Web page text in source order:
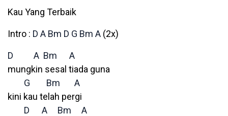
Kau Yang Terbaik
Intro : D A Bm D G Bm A (2x)
D A Bm
A
mungkin sesal tiada guna
G
Bm
A
kini kau telah pergi
D
A Bm
A